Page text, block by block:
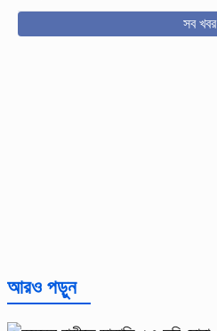
সব খবর
আরও পড়ুন